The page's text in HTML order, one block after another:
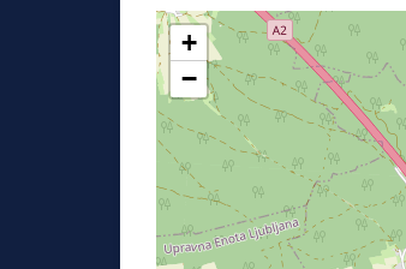
+
−